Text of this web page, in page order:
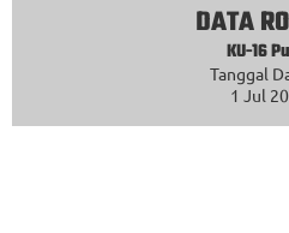
DATA
KU-16
Tanggal
1 Jul